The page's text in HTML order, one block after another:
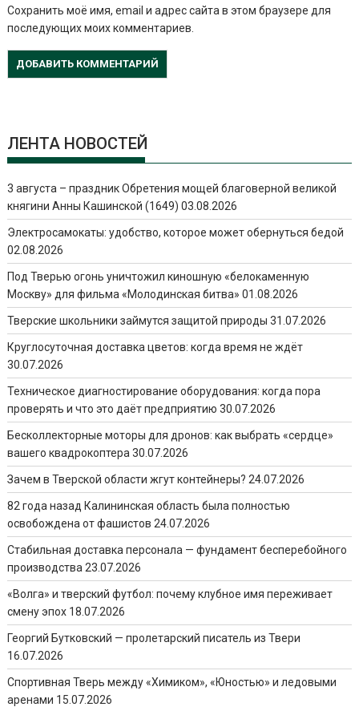
Сохранить моё имя, email и адрес сайта в этом браузере для
последующих моих комментариев.
ЛЕНТА НОВОСТЕЙ
3 августа – праздник Обретения мощей благоверной великой
княгини Анны Кашинской (1649) 03.08.2026
Электросамокаты: удобство, которое может обернуться бедой
02.08.2026
Под Тверью огонь уничтожил киношную «белокаменную
Москву» для фильма «Молодинская битва» 01.08.2026
Тверские школьники займутся защитой природы 31.07.2026
Круглосуточная доставка цветов: когда время не ждёт
30.07.2026
Техническое диагностирование оборудования: когда пора
проверять и что это даёт предприятию 30.07.2026
Бесколлекторные моторы для дронов: как выбрать «сердце»
вашего квадрокоптера 30.07.2026
Зачем в Тверской области жгут контейнеры? 24.07.2026
82 года назад Калининская область была полностью
освобождена от фашистов 24.07.2026
Стабильная доставка персонала — фундамент бесперебойного
производства 23.07.2026
«Волга» и тверский футбол: почему клубное имя переживает
смену эпох 18.07.2026
Георгий Бутковский — пролетарский писатель из Твери
16.07.2026
Спортивная Тверь между «Химиком», «Юностью» и ледовыми
аренами 15.07.2026